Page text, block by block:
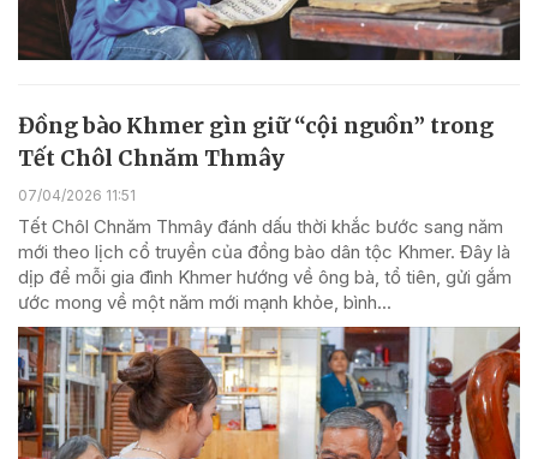
Đồng bào Khmer gìn giữ “cội nguồn” trong
Tết Chôl Chnăm Thmây
07/04/2026 11:51
Tết Chôl Chnăm Thmây đánh dấu thời khắc bước sang năm
mới theo lịch cổ truyền của đồng bào dân tộc Khmer. Đây là
dịp để mỗi gia đình Khmer hướng về ông bà, tổ tiên, gửi gắm
ước mong về một năm mới mạnh khỏe, bình...